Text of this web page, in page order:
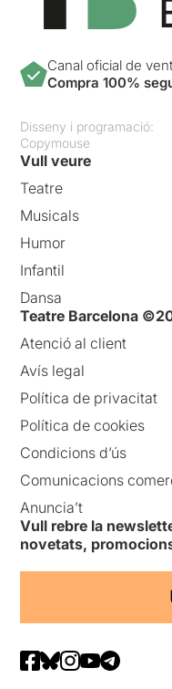
Canal oficial de
Compra 100%
Disseny i programació:
Copymouse
Vull veure
Teatre
Musicals
Humor
Infantil
Dansa
Teatre Barcelona
Atenció al client
Avís legal
Política de privacitat
Política de cookies
Condicions d’ús
Comunicacions
Anuncia’t
Vull rebre la
novetats,